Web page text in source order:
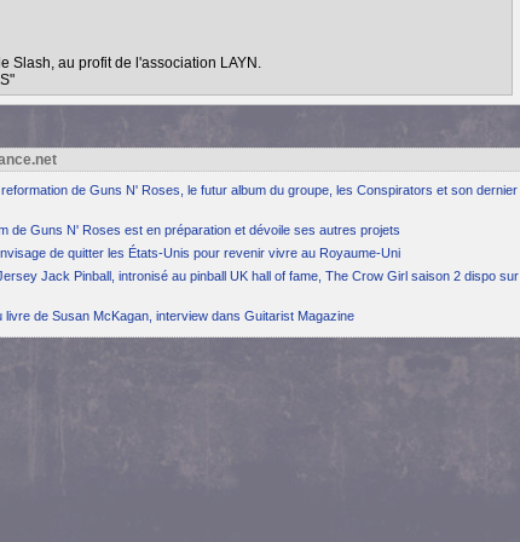
Slash, au profit de l'association LAYN.
de Guns N' Roses, le futur album du groupe, les Conspirators et son dernier
de Guns N' Roses est en préparation et dévoile ses autres projets
de quitter les États-Unis pour revenir vivre au Royaume-Uni
Jack Pinball, intronisé au pinball UK hall of fame, The Crow Girl saison 2 dispo sur
livre de Susan McKagan, interview dans Guitarist Magazine